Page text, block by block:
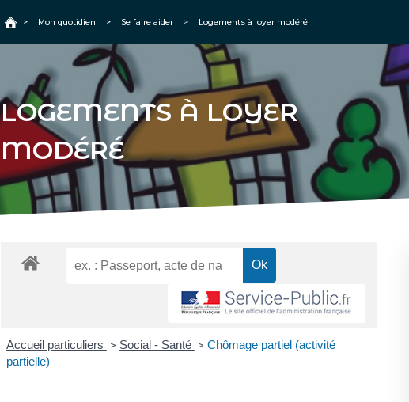
Accueil
> Mon quotidien > Se faire aider > Logements à loyer modéré
LOGEMENTS À LOYER
MODÉRÉ
Accueil particuliers > Social - Santé > Chômage partiel (activité
partielle)